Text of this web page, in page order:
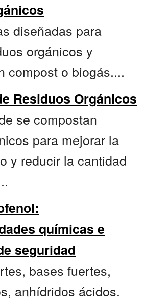
diseñadas para
orgánicos y
compost o biogás....
Residuos Orgánicos
se compostan
para mejorar la
y reducir la cantidad
químicas e
seguridad
bases fuertes,
anhídridos ácidos.